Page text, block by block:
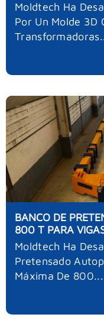
Moldtech Ha
Por Un Molde 3D
BANCO DE
800 T PARA
Moldtech Ha
Pretensado
Máxima De 800...